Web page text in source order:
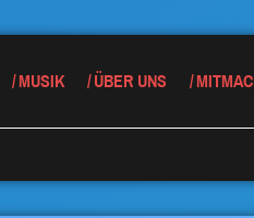
MUSIK ÜBER UNS